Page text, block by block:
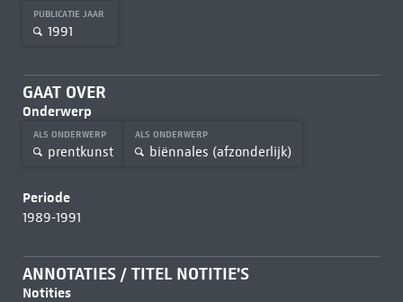
PUBLICATIE JAAR
1991
GAAT OVER
Onderwerp
ALS ONDERWERP
prentkunst
ALS ONDERWERP
biënnales (afzonderlijk)
Periode
1989-1991
ANNOTATIES / TITEL NOTITIE'S
Notities